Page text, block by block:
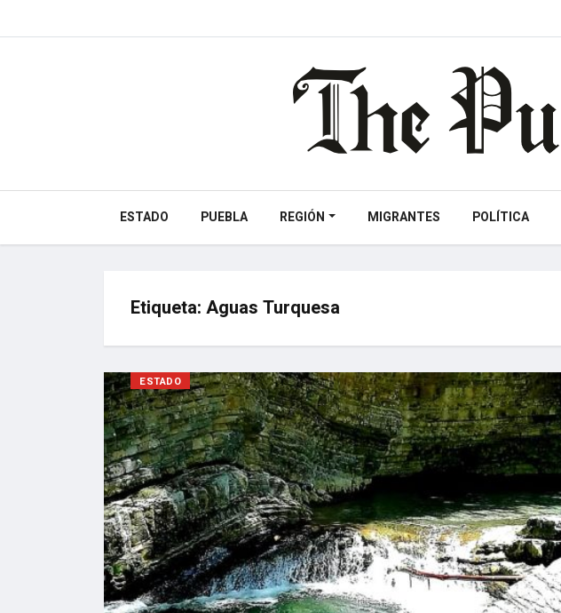
ESTADO PUEBLA REGIÓN MIGRANTES POLÍTICA
Etiqueta: Aguas Turquesa
ESTADO